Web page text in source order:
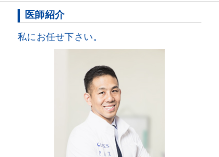
医師紹介
私にお任せ下さい。